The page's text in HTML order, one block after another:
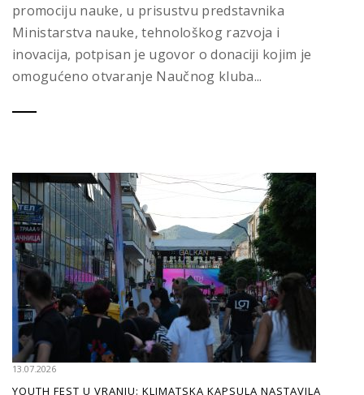
promociju nauke, u prisustvu predstavnika
Ministarstva nauke, tehnološkog razvoja i
inovacija, potpisan je ugovor o donaciji kojim je
omogućeno otvaranje Naučnog kluba...
13.07.2026
YOUTH FEST U VRANJU: KLIMATSKA KAPSULA NASTAVILA